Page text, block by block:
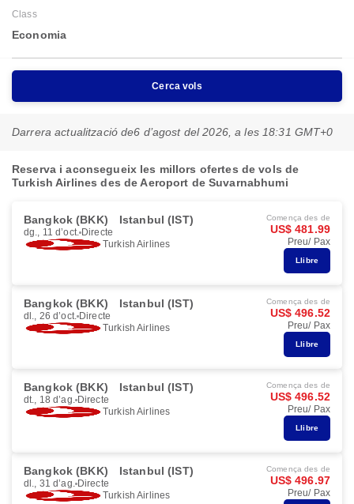
Class
Economia
Cerca vols
Darrera actualització de6 d’agost del 2026, a les 18:31 GMT+0
Reserva i aconsegueix les millors ofertes de vols de
Turkish Airlines des de Aeroport de Suvarnabhumi
Bangkok (BKK) Istanbul (IST)
dg., 11 d’oct. Directe
Turkish Airlines
Comença des de
US$ 481.99
Preu/ Pax
Llibre
Bangkok (BKK) Istanbul (IST)
dl., 26 d’oct. Directe
Turkish Airlines
Comença des de
US$ 496.52
Preu/ Pax
Llibre
Bangkok (BKK) Istanbul (IST)
dt., 18 d’ag. Directe
Turkish Airlines
Comença des de
US$ 496.52
Preu/ Pax
Llibre
Bangkok (BKK) Istanbul (IST)
dl., 31 d’ag. Directe
Turkish Airlines
Comença des de
US$ 496.97
Preu/ Pax